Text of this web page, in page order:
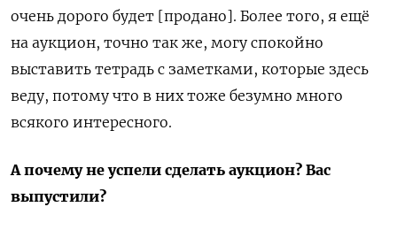
очень дорого будет [продано]. Более того, я ещё
на аукцион, точно так же, могу спокойно
выставить тетрадь с заметками, которые здесь
веду, потому что в них тоже безумно много
всякого интересного.
А почему не успели сделать аукцион? Вас
выпустили?